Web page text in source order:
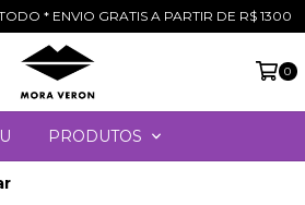
* ENVIO GRATIS A PARTIR DE R$ 1300
0
PRODUTOS